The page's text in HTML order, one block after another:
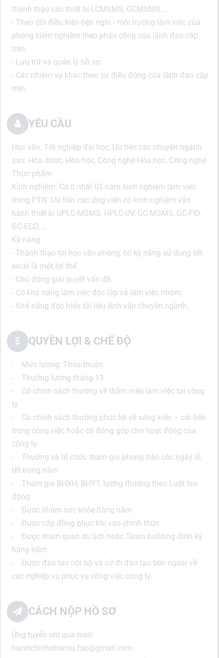
thành thạo các thiết bị LCMSMS, GCMSMS, ...
- Theo dõi điều kiện tiện nghi - môi trường làm việc của
phòng kiểm nghiệm theo phân công của lãnh đạo cấp
trên;
- Lưu trữ và quản lý hồ sơ;
- Các nhiệm vụ khác theo sự điều động của lãnh đạo cấp
trên.
YÊU CẦU
Học vấn: Tốt nghiệp đại học, Ưu tiên các chuyên ngành
sau: Hóa dược, Hóa học, Công nghệ Hóa học, Công nghệ
Thực phẩm.
Kinh nghiệm: Có ít nhất 01 năm kinh nghiệm làm việc
trong PTN. Ưu tiên các ứng viên có kinh nghiệm vận
hành thiết bị UPLC-MSMS, HPLC-UV, GC-MSMS, GC-FID,
GC-ECD, …
Kỹ năng:
- Thành thạo tin học văn phòng, có kỹ năng sử dụng tốt
excel là một lợi thế.
- Chủ động giải quyết vấn đề.
- Có khả năng làm việc độc lập và làm việc nhóm.
- Khả năng đọc hiểu tài liệu Anh văn chuyên ngành.
QUYỀN LỢI & CHẾ ĐỘ
- Mức lương: Thỏa thuận
- Thưởng lương tháng 13
- Có chính sách thưởng về thâm niên làm việc tại công
ty
- Có chính sách thưởng phúc lợi về sáng kiến – cải tiến
trong công việc hoặc có đóng góp cho hoạt động của
công ty.
- Thưởng và tổ chức tham gia phong trào các ngày lễ,
tết trong năm
- Tham gia BHXH, BHYT, lương thưởng theo Luật lao
động
- Được khám sức khỏe hàng năm
- Được cấp đồng phục khi vào chính thức
- Được tham quan du lịch hoặc Team building định kỳ
hàng năm
- Được đào tạo nội bộ và cử đi đào tạo bên ngoài về
các nghiệp vụ phục vụ công việc công ty.
CÁCH NỘP HỒ SƠ
Ứng tuyển onl qua mail:
Hanhchinhnhansu.fao@gmail.com